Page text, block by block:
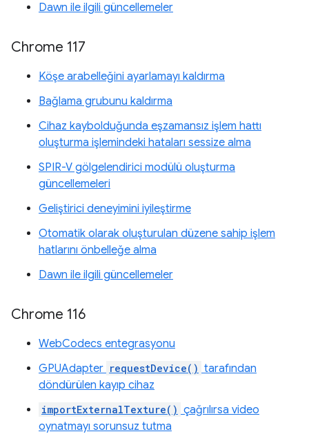
Dawn ile ilgili güncellemeler
Chrome 117
Köşe arabelleğini ayarlamayı kaldırma
Bağlama grubunu kaldırma
Cihaz kaybolduğunda eşzamansız işlem hattı
oluşturma işlemindeki hataları sessize alma
SPIR-V gölgelendirici modülü oluşturma
güncellemeleri
Geliştirici deneyimini iyileştirme
Otomatik olarak oluşturulan düzene sahip işlem
hatlarını önbelleğe alma
Dawn ile ilgili güncellemeler
Chrome 116
WebCodecs entegrasyonu
GPUAdapter requestDevice() tarafından
döndürülen kayıp cihaz
importExternalTexture() çağrılırsa video
oynatmayı sorunsuz tutma